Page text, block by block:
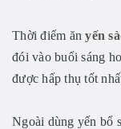
Thời điểm ănyến
đói vào buổi sáng
được hấp thụ tốt
Ngoài dùng yến bổ